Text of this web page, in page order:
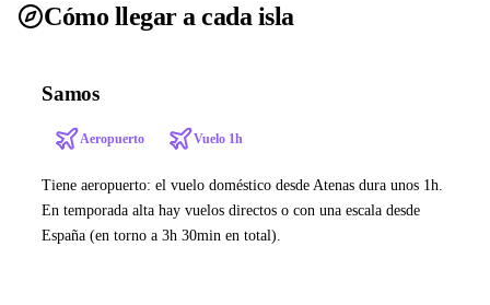
Cómo llegar a cada isla
Samos
Aeropuerto Vuelo 1h
Tiene aeropuerto: el vuelo doméstico desde Atenas dura unos 1h.
En temporada alta hay vuelos directos o con una escala desde
España (en torno a 3h 30min en total).